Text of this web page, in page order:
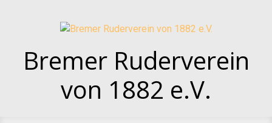
Bremer Ruderverein
von 1882 e.V.